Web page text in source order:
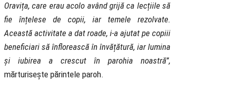
Oravița, care erau acolo având grijă ca lecțiile să
fie înțelese de copii, iar temele rezolvate.
Această activitate a dat roade, i-a ajutat pe copiii
beneficiari să înflorească în învățătură, iar lumina
și iubirea a crescut în parohia noastră”,
mărturisește părintele paroh.